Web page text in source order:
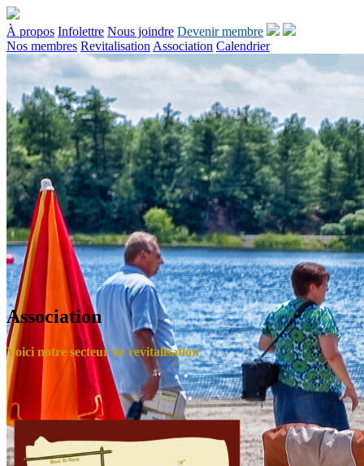
À propos Infolettre Nous joindre Devenir membre
Nos membres Revitalisation Association Calendrier
Association
Voici notre secteur de revitalisation